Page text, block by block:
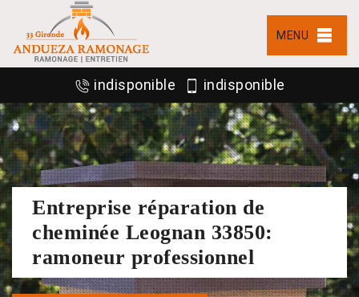
MENU
indisponible indisponible
Entreprise réparation de
cheminée Leognan 33850:
ramoneur professionnel